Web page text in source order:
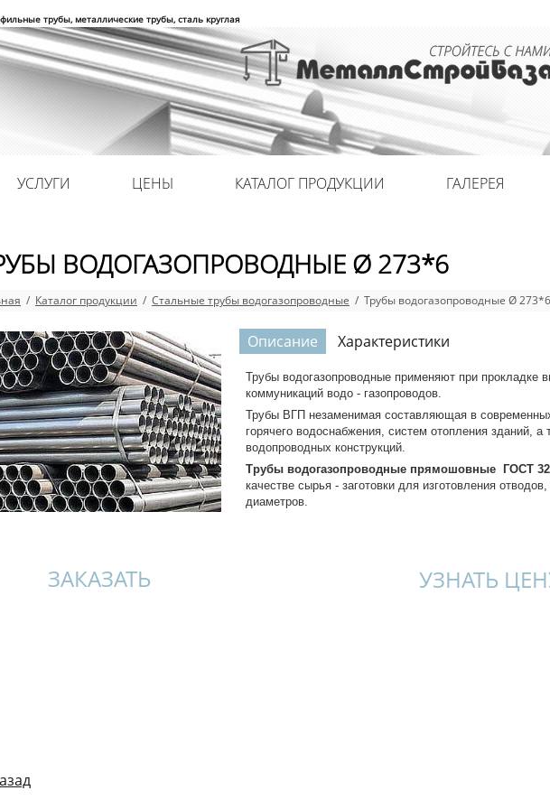
трубы, металлические трубы, сталь круглая
УСЛУГИ ЦЕНЫ КАТАЛОГ ПРОДУКЦИИ ГАЛЕРЕЯ
ВОДОГАЗОПРОВОДНЫЕ Ø 273*6
/ Каталог продукции / Стальные трубы водогазопроводные / Трубы водогазопроводные Ø 273*6
ЗАКАЗАТЬ
Описание Характеристики
Трубы водогазопроводные применяют при прокладке
коммуникаций водо - газопроводов.
Трубы ВГП незаменимая составляющая в
горячего водоснабжения, систем отопления зданий,
водопроводных конструкций.
Трубы водогазопроводные прямошовные ГОСТ
качестве сырья - заготовки для изготовления
диаметров.
УЗНАТЬ